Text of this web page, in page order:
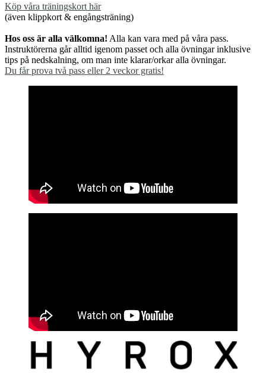
Köp våra träningskort här
(även klippkort & engångsträning)
Hos oss är alla välkomna! Alla kan vara med på våra pass.
Instruktörerna går alltid igenom passet och alla övningar inklusive
tips på nedskalning, om man inte klarar/orkar alla övningar.
Du får prova två pass eller 2 veckor gratis!